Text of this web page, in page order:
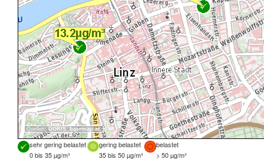
Quellen:DORIS, basemap.at
sehr gering belastet gering belastet
belastet
0 bis 35 µg/m³
35 bis 50 µg/m³ > 50 µg/m³